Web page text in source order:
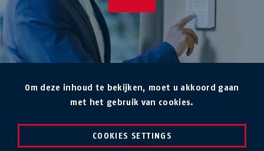
Om deze inhoud te bekijken, moet u akkoord gaan
met het gebruik van cookies.
COOKIES SETTINGS